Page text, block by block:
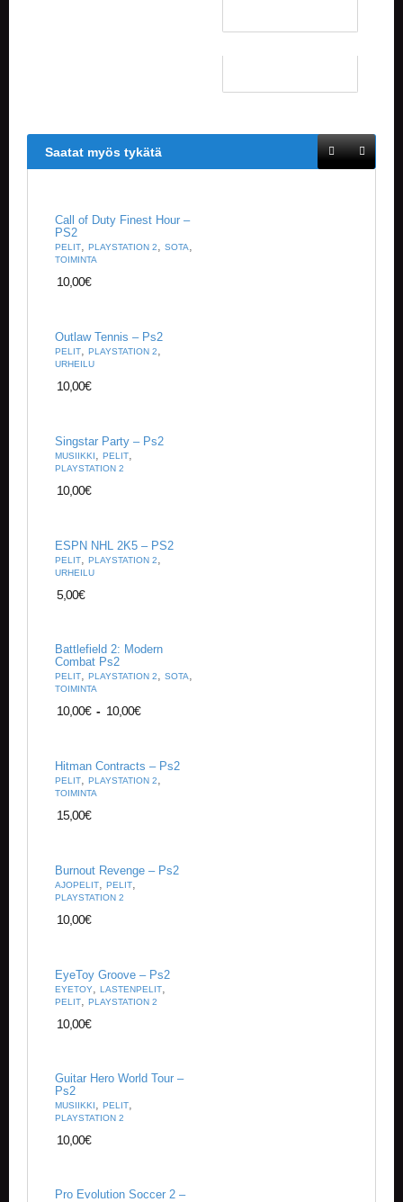
Saatat myös tykätä
Call of Duty Finest Hour –
PS2
PELIT, PLAYSTATION 2, SOTA,
TOIMINTA
10,00€
Outlaw Tennis – Ps2
PELIT, PLAYSTATION 2,
URHEILU
10,00€
Singstar Party – Ps2
MUSIIKKI, PELIT,
PLAYSTATION 2
10,00€
ESPN NHL 2K5 – PS2
PELIT, PLAYSTATION 2,
URHEILU
5,00€
Battlefield 2: Modern
Combat Ps2
PELIT, PLAYSTATION 2, SOTA,
TOIMINTA
10,00€ - 10,00€
Hitman Contracts – Ps2
PELIT, PLAYSTATION 2,
TOIMINTA
15,00€
Burnout Revenge – Ps2
AJOPELIT, PELIT,
PLAYSTATION 2
10,00€
EyeToy Groove – Ps2
EYETOY, LASTENPELIT,
PELIT, PLAYSTATION 2
10,00€
Guitar Hero World Tour –
Ps2
MUSIIKKI, PELIT,
PLAYSTATION 2
10,00€
Pro Evolution Soccer 2 –